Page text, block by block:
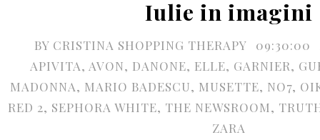
Iulie in imagini
BY CRISTINA SHOPPING THERAPY 09:30:00
APIVITA, AVON, DANONE, ELLE, GARNIER,
MADONNA, MARIO BADESCU, MUSETTE, NO7,
RED 2, SEPHORA WHITE, THE NEWSROOM,
ZARA